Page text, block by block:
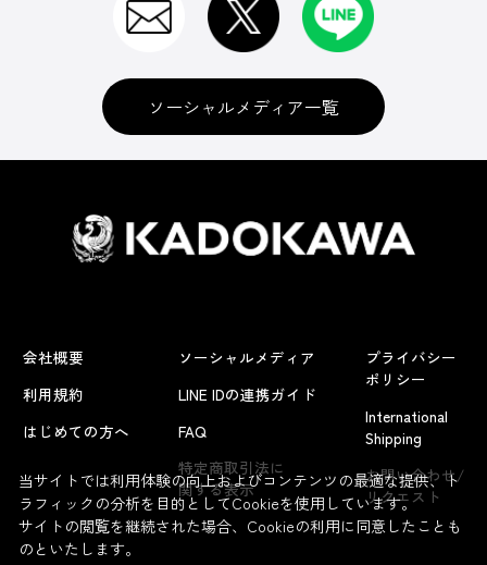
ソーシャルメディア一覧
会社概要
利用規約
はじめての方へ
ソーシャルメディア
LINE IDの連携ガイド
FAQ
特定商取引法に
関する表示
プライバシー
ポリシー
International
Shipping
お問い合わせ/
リクエスト
当サイトでは利用体験の向上およびコンテンツの最適な提供、ト
ラフィックの分析を目的としてCookieを使用しています。
サイトの閲覧を継続された場合、Cookieの利用に同意したことも
のといたします。